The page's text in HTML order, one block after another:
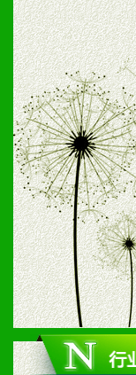
时收编
七、招
1、认
2、具
3、具
4、具
道，医
5、具